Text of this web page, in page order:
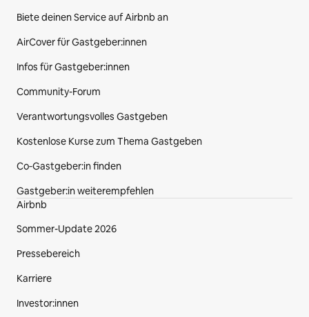
Biete deinen Service auf Airbnb an
AirCover für Gastgeber:innen
Infos für Gastgeber:innen
Community-Forum
Verantwortungsvolles Gastgeben
Kostenlose Kurse zum Thema Gastgeben
Co‑Gastgeber:in finden
Gastgeber:in weiterempfehlen
Airbnb
Sommer-Update 2026
Pressebereich
Karriere
Investor:innen